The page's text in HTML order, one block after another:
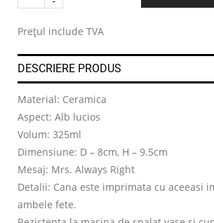
Prețul include TVA
DESCRIERE PRODUS
Material: Ceramica
Aspect: Alb lucios
Volum: 325ml
Dimensiune: D – 8cm, H – 9.5cm
Mesaj: Mrs. Always Right
Detalii: Cana este imprimata cu aceeasi
ambele fete.